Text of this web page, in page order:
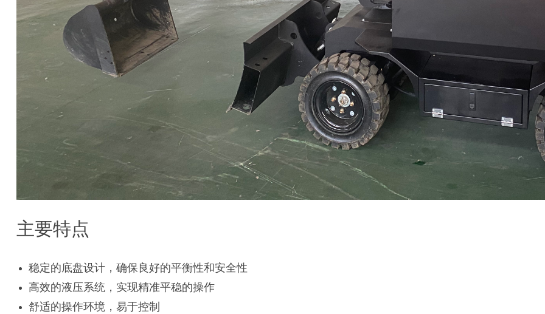
主要特点
稳定的底盘设计，确保良好的平衡性和安全性
高效的液压系统，实现精准平稳的操作
舒适的操作环境，易于控制